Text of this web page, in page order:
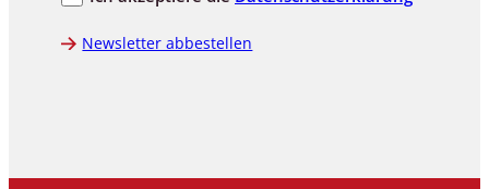
Newsletter abbestellen